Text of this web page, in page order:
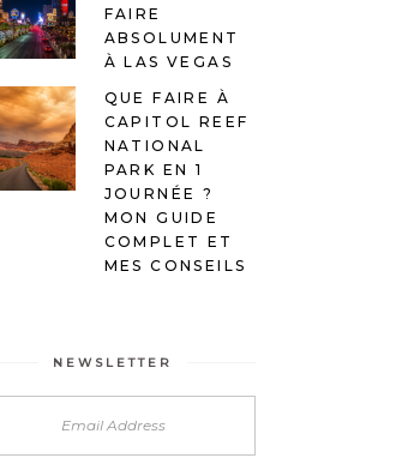
FAIRE
ABSOLUMENT
À LAS VEGAS
QUE FAIRE À
CAPITOL REEF
NATIONAL
PARK EN 1
JOURNÉE ?
MON GUIDE
COMPLET ET
MES CONSEILS
NEWSLETTER